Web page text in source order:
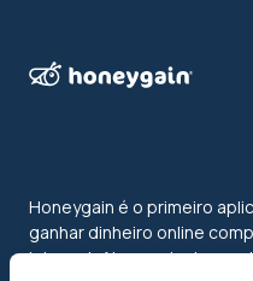
Honeygain é o primeiro
ganhar dinheiro online
internet. Alcance todo o